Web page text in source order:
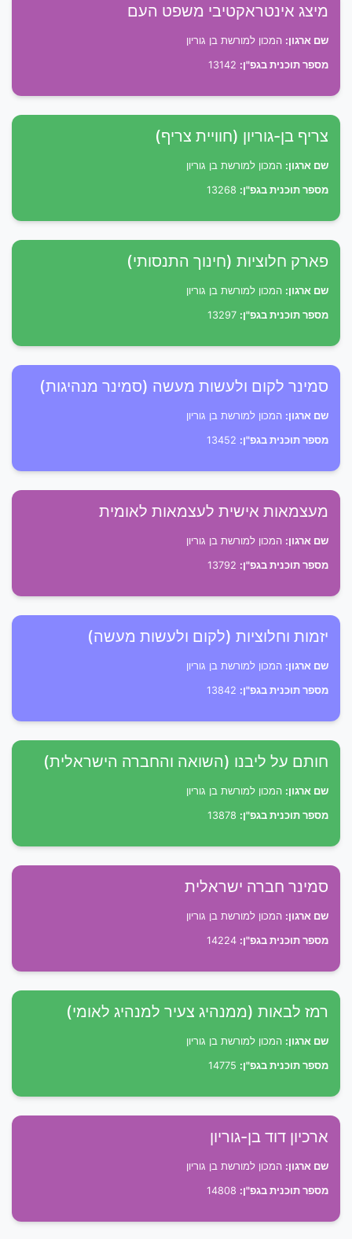
מיצג אינטראקטיבי משפט העם
שם ארגון: המכון למורשת בן גוריון
מספר תוכנית בגפ"ן:
צריף בן-גוריון (חוויית צריף)
שם ארגון: המכון למורשת בן גוריון
מספר תוכנית בגפ"ן:
פארק חלוציות (חינוך התנסותי)
שם ארגון: המכון למורשת בן גוריון
מספר תוכנית בגפ"ן:
סמינר לקום ולעשות מעשה (סמינר מנהיגות)
שם ארגון: המכון למורשת בן גוריון
מספר תוכנית בגפ"ן:
מעצמאות אישית לעצמאות לאומית
שם ארגון: המכון למורשת בן גוריון
מספר תוכנית בגפ"ן:
יזמות וחלוציות (לקום ולעשות מעשה)
שם ארגון: המכון למורשת בן גוריון
מספר תוכנית בגפ"ן:
חותם על ליבנו (השואה והחברה הישראלית)
שם ארגון: המכון למורשת בן גוריון
מספר תוכנית בגפ"ן:
סמינר חברה ישראלית
שם ארגון: המכון למורשת בן גוריון
מספר תוכנית בגפ"ן:
רמז לבאות (ממנהיג צעיר למנהיג לאומי)
שם ארגון: המכון למורשת בן גוריון
מספר תוכנית בגפ"ן:
ארכיון דוד בן-גוריון
שם ארגון: המכון למורשת בן גוריון
מספר תוכנית בגפ"ן: